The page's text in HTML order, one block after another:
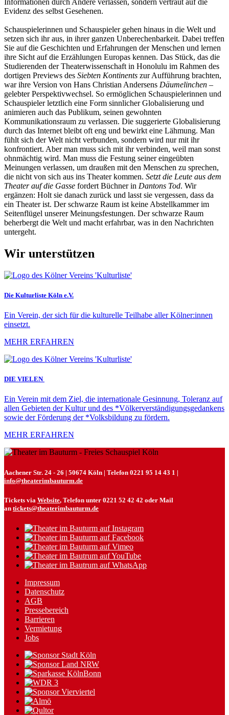
Evidenz des selbst Gesehenen.
Schauspielerinnen und Schauspieler gehen hinaus in die Welt und
setzen sich ihr aus, in ihrer ganzen Unberechenbarkeit. Dabei treffen
Sie auf die Geschichten und Erfahrungen der Menschen und lernen
ihre Sicht auf die Erzählungen Europas kennen. Das Stück, das die
Studierenden der Theaterwissenschaft in Honolulu im Rahmen des
dortigen Previews des Siebten Kontinents zur Aufführung brachten,
war ihre Version von Hans Christian Andersens Däumelinchen –
gelebter Perspektivwechsel. So ermöglichen Schauspielerinnen und
Schauspieler letztlich eine Form sinnlicher Globalisierung und
animieren auch das Publikum, seinen gewohnten
Kommunikationsraum zu verlassen. Die suggerierte Globalisierung
durch das Internet bleibt oft eng und bewirkt eine Lähmung. Man
fühlt sich der Welt nicht verbunden, sondern wird nur mit ihr
konfrontiert. Aber man muss sich mit ihr verbinden, weil man sonst
ohnmächtig wird. Man muss die Festung seiner eingeübten
Meinungen verlassen, um draußen mit den Menschen zu sprechen,
die nicht von sich aus ins Theater kommen. Setzt die Leute aus dem
Theater auf die Gasse fordert Büchner in Dantons Tod. Wir
ergänzen: Holt sie danach zurück und lasst sie vergessen, dass da
ein Theater ist. Der schwarze Raum ist keine Abstellkammer im
Seitenflügel unserer Meinungsfestungen. Der schwarze Raum
beherbergt die Welt und macht erfahrbar, was in den Nachrichten
untergeht.
Wir unterstützen
Die Kulturliste Köln e.V.
Ein Verein, der sich für die kulturelle Teilhabe aller Kölner:innen
einsetzt.
MEHR ERFAHREN
DIE VIELEN
Ein Verein mit dem Ziel, die internationale Gesinnung, Toleranz auf
allen Gebieten der Kultur und des *Völkerverständigungsgedankens
sowie der Förderung der *Volksbildung zu fördern.
MEHR ERFAHREN
Aachener Str. 24 - 26 | 50674 Köln | Telefon 0221 95 14 43 1 |
info@theaterimbauturm.de
Tickets via Website, Telefon unter 0221 52 42 42 oder Mail
an tickets@theaterimbauturm.de
Impressum
Datenschutz
AGB
Pressebereich
Barrieren
Vermietung
Jobs